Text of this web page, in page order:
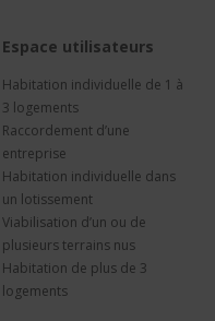
Espace utilisateurs
Habitation individuelle de 1 à
3 logements
Raccordement d’une
entreprise
Habitation individuelle dans
un lotissement
Viabilisation d’un ou de
plusieurs terrains nus
Habitation de plus de 3
logements